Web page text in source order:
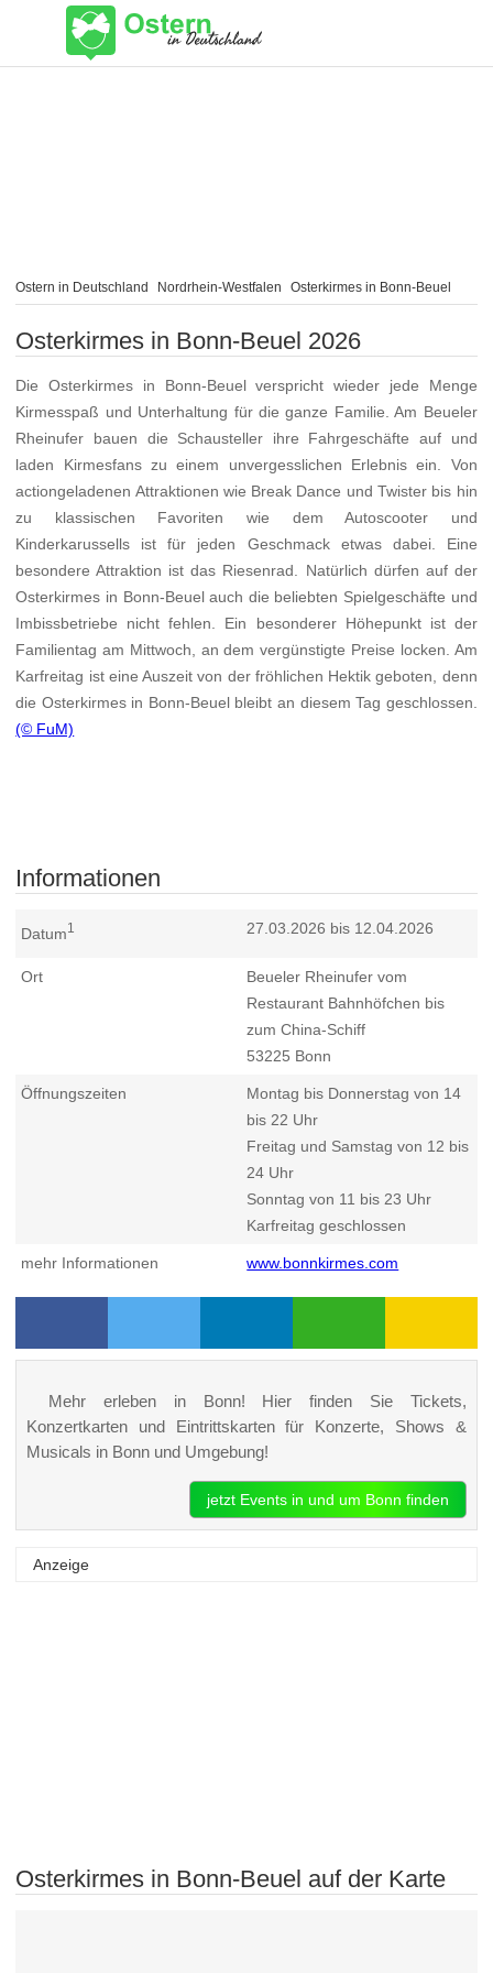
Ostern in Deutschland Nordrhein-Westfalen Osterkirmes in Bonn-Beuel
Osterkirmes in Bonn-Beuel 2026
Die Osterkirmes in Bonn-Beuel verspricht wieder jede Menge
Kirmesspaß und Unterhaltung für die ganze Familie. Am Beueler
Rheinufer bauen die Schausteller ihre Fahrgeschäfte auf und
laden Kirmesfans zu einem unvergesslichen Erlebnis ein. Von
actiongeladenen Attraktionen wie Break Dance und Twister bis hin
zu klassischen Favoriten wie dem Autoscooter und
Kinderkarussells ist für jeden Geschmack etwas dabei. Eine
besondere Attraktion ist das Riesenrad. Natürlich dürfen auf der
Osterkirmes in Bonn-Beuel auch die beliebten Spielgeschäfte und
Imbissbetriebe nicht fehlen. Ein besonderer Höhepunkt ist der
Familientag am Mittwoch, an dem vergünstigte Preise locken. Am
Karfreitag ist eine Auszeit von der fröhlichen Hektik geboten, denn
die Osterkirmes in Bonn-Beuel bleibt an diesem Tag geschlossen.
(© FuM)
Informationen
Datum1 27.03.2026 bis 12.04.2026
Ort
Beueler Rheinufer vom
Restaurant Bahnhöfchen bis
zum China-Schiff
53225 Bonn
Öffnungszeiten
Montag bis Donnerstag von 14
bis 22 Uhr
Freitag und Samstag von 12 bis
24 Uhr
Sonntag von 11 bis 23 Uhr
Karfreitag geschlossen
mehr Informationen www.bonnkirmes.com
Mehr erleben in Bonn! Hier finden Sie Tickets,
Konzertkarten und Eintrittskarten für Konzerte, Shows &
Musicals in Bonn und Umgebung!
jetzt Events in und um Bonn finden
Anzeige
Osterkirmes in Bonn-Beuel auf der Karte